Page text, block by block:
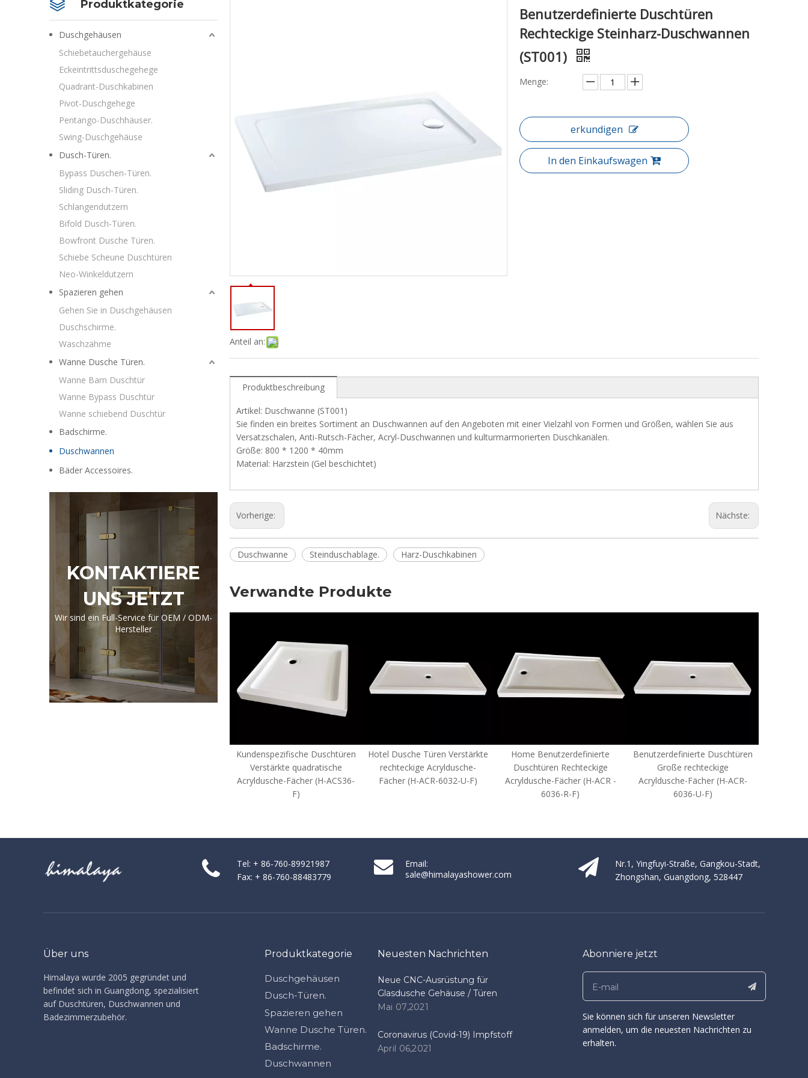
Produktkategorie
Duschgehäusen
Schiebetauchergehäuse
Eckeintrittsduschegehege
Quadrant-Duschkabinen
Pivot-Duschgehege
Pentango-Duschhäuser.
Swing-Duschgehäuse
Dusch-Türen.
Bypass Duschen-Türen.
Sliding Dusch-Türen.
Schlangendutzern
Bifold Dusch-Türen.
Bowfront Dusche Türen.
Schiebe Scheune Duschtüren
Neo-Winkeldutzern
Spazieren gehen
Gehen Sie in Duschgehäusen
Duschschirme.
Waschzähme
Wanne Dusche Türen.
Wanne Barn Duschtür
Wanne Bypass Duschtür
Wanne schiebend Duschtür
Badschirme.
Duschwannen
Bäder Accessoires.
KONTAKTIERE
UNS JETZT
Wir sind ein Full-Service für OEM / ODM-
Hersteller
Anteil an:
Benutzerdefinierte Duschtüren
Rechteckige Steinharz-Duschwannen
(ST001)
Menge:
erkundigen
In den Einkaufswagen
Produktbeschreibung
Artikel: Duschwanne (ST001)
Sie finden ein breites Sortiment an Duschwannen auf den Angeboten mit einer Vielzahl von Formen und Größen, wählen Sie aus
Versatzschalen, Anti-Rutsch-Fächer, Acryl-Duschwannen und kulturmarmorierten Duschkanälen.
Größe: 800 * 1200 * 40mm
Material: Harzstein (Gel beschichtet)
Vorherige: Nächste:
Duschwanne Steinduschablage. Harz-Duschkabinen
Verwandte Produkte
Kundenspezifische Duschtüren
Verstärkte quadratische
Acryldusche-Fächer (H-ACS36-
Hotel Dusche Türen Verstärkte
rechteckige Acryldusche-
Fächer (H-ACR-6032-U-F)
Home Benutzerdefinierte
Duschtüren Rechteckige
Acryldusche-Fächer (H-ACR -
Benutzerdefinierte Duschtüren
Große rechteckige
Acryldusche-Fächer (H-ACR-
Kundenspezifische
rechteckige
Tel: + 86-760-89921987
Fax: + 86-760-88483779
Email:
sale@himalayashower.com
Nr.1, Yingfuyi-Straße, Gangkou-Stadt,
Zhongshan, Guangdong, 528447
Über uns
Himalaya wurde 2005 gegründet und
befindet sich in Guangdong, spezialisiert
auf Duschtüren, Duschwannen und
Badezimmerzubehör.
Produktkategorie
Duschgehäusen
Dusch-Türen.
Spazieren gehen
Wanne Dusche Türen.
Badschirme.
Duschwannen
Neuesten Nachrichten
Neue CNC-Ausrüstung für
Glasdusche Gehäuse / Türen
Mai 07,2021
Coronavirus (Covid-19) Impfstoff
April 06,2021
Abonniere jetzt
Sie können sich für unseren Newsletter
anmelden, um die neuesten Nachrichten zu
erhalten.